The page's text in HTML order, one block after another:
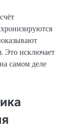
Это исключает
самом деле